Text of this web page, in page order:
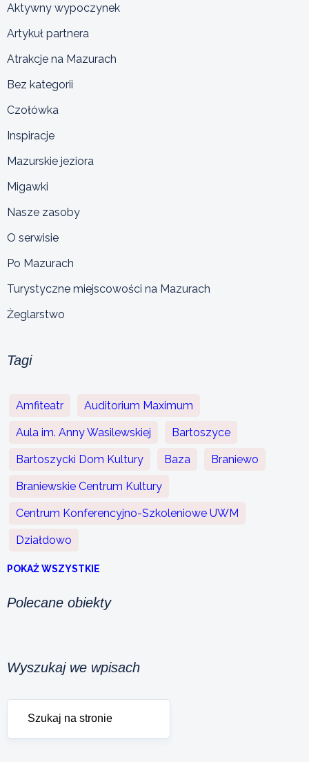
Aktywny wypoczynek
Artykuł partnera
Atrakcje na Mazurach
Bez kategorii
Czołówka
Inspiracje
Mazurskie jeziora
Migawki
Nasze zasoby
O serwisie
Po Mazurach
Turystyczne miejscowości na Mazurach
Żeglarstwo
Tagi
Amfiteatr Auditorium Maximum
Aula im. Anny Wasilewskiej Bartoszyce
Bartoszycki Dom Kultury Baza Braniewo
Braniewskie Centrum Kultury
Centrum Konferencyjno-Szkoleniowe UWM
Działdowo
POKAŻ WSZYSTKIE
Polecane obiekty
Wyszukaj we wpisach